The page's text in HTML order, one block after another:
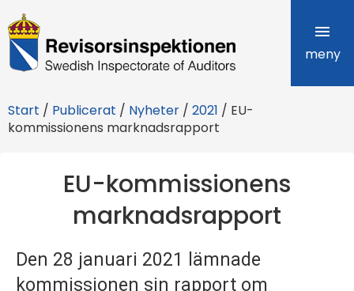
R
e
i
s
meny
Start / Publicerat / Nyheter / 2021 / EU-
kommissionens marknadsrapport
EU-kommissionens
marknadsrapport
Den 28 januari 2021 lämnade
kommissionen sin rapport om